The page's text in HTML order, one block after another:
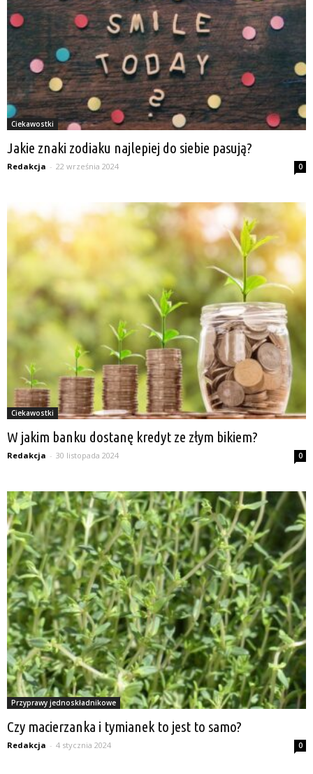
Ciekawostki
Jakie znaki zodiaku najlepiej do siebie pasują?
Redakcja - 22 września 2024 0
Ciekawostki
W jakim banku dostanę kredyt ze złym bikiem?
Redakcja - 30 listopada 2024 0
Przyprawy jednoskładnikowe
Czy macierzanka i tymianek to jest to samo?
Redakcja - 4 stycznia 2024 0